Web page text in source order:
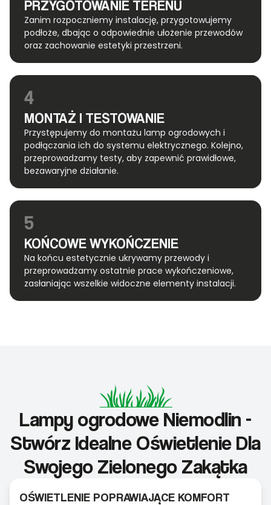
PRZYGOTOWANIE TERENU
Zanim rozpoczniemy instalację, przygotowujemy
podłoże, dbając o odpowiednie ułożenie przewodów
oraz zachowanie estetyki przestrzeni.
4
MONTAŻ I TESTOWANIE
Przystępujemy do montażu lamp ogrodowych i
podłączania ich do systemu elektrycznego. Kolejno,
przeprowadzamy testy, aby zapewnić prawidłowe,
bezawaryjne działanie.
5
KOŃCOWE WYKOŃCZENIE
Na końcu estetycznie ukrywamy przewody i
przeprowadzamy ostatnie prace wykończeniowe,
zasłaniając wszelkie widoczne elementy instalacji.
Lampy ogrodowe Niemodlin -
Stwórz Idealne Oświetlenie Dla
Swojego Zielonego Zakątka
OŚWIETLENIE POPRAWIAJĄCE KOMFORT